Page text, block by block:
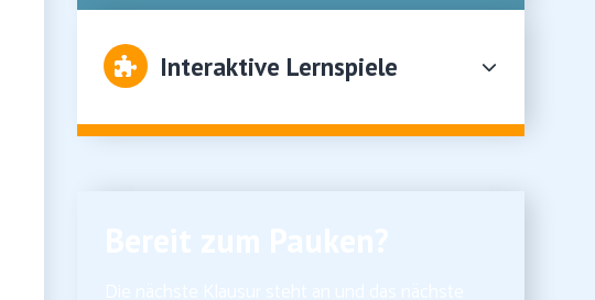
Interaktive Lernspiele